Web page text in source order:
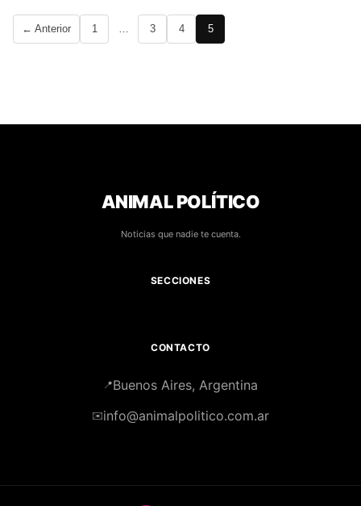
Paginación
← Anterior 1 … 3 4 5
ANIMAL POLÍTICO
Noticias que nadie te cuenta.
SECCIONES
CONTACTO
📍Buenos Aires, Argentina
✉️info@animalpolitico.com.ar